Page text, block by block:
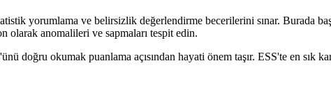
yorumlama ve belirsizlik değerlendirme becerilerini sınar. Burada
anomalileri ve sapmaları tespit edin.
'ünü doğru okumak puanlama açısından hayati önem taşır. ESS'te en sık